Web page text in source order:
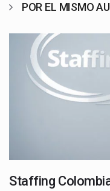
POR EL MISMO
Staffing